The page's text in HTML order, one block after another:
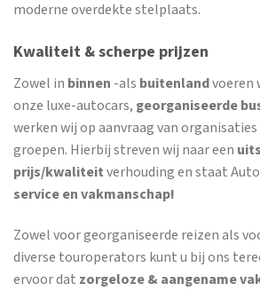
moderne overdekte stelplaats.
Kwaliteit & scherpe prijzen
Zowel in binnen -als buitenlandvoeren
onze luxe-autocars, georganiseerde
werken wij op aanvraag van
groepen. Hierbij streven wij naar een
prijs/kwaliteitverhouding en staat
service en vakmanschap!
Zowel voor georganiseerde reizen als
diverse touroperators kunt u bij ons
ervoor dat zorgeloze & aangename